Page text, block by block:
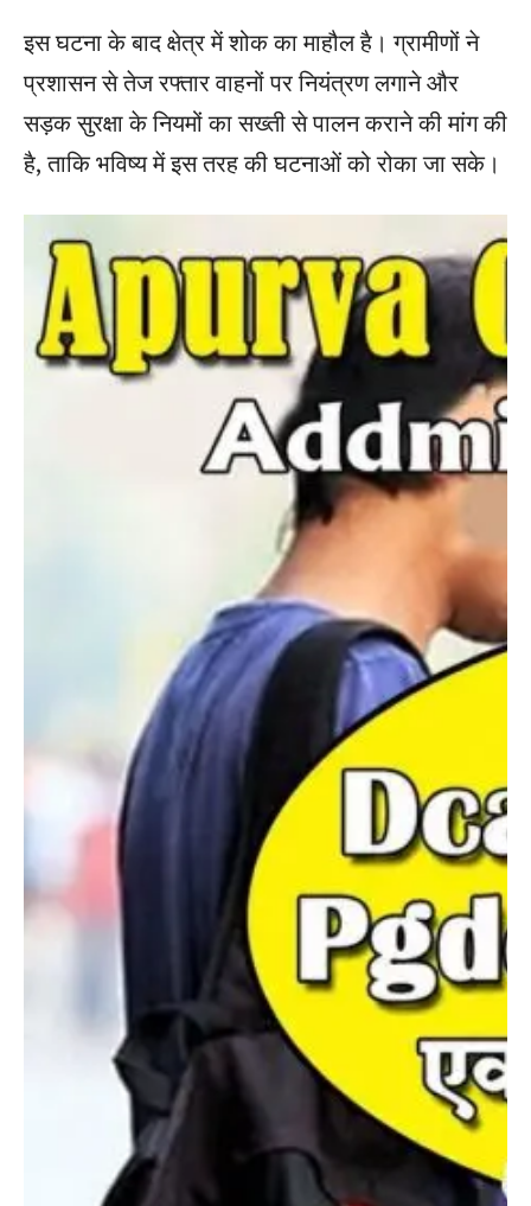
इस घटना के बाद क्षेत्र में शोक का माहौल है। ग्रामीणों ने
प्रशासन से तेज रफ्तार वाहनों पर नियंत्रण लगाने और
सड़क सुरक्षा के नियमों का सख्ती से पालन कराने की मांग की
है, ताकि भविष्य में इस तरह की घटनाओं को रोका जा सके।